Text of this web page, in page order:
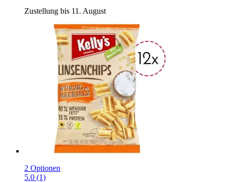
Zustellung bis 11. August
2 Optionen
5.0 (1)